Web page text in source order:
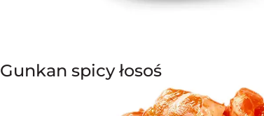
Gunkan spicy łosoś